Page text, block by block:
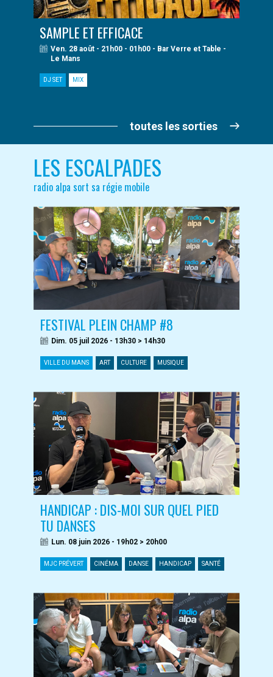
SAMPLE ET EFFICACE
Ven. 28 août - 21h00 - 01h00 - Bar Verre et Table -
Le Mans
DJ SET MIX
toutes les sorties
LES ESCALPADES
radio alpa sort sa régie mobile
FESTIVAL PLEIN CHAMP #8
Dim. 05 juil 2026 - 13h30 > 14h30
VILLE DU MANS ART CULTURE MUSIQUE
HANDICAP : DIS-MOI SUR QUEL PIED
TU DANSES
Lun. 08 juin 2026 - 19h02 > 20h00
MJC PRÉVERT CINÉMA DANSE HANDICAP SANTÉ